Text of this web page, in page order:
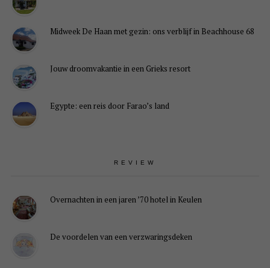
Midweek De Haan met gezin: ons verblijf in Beachhouse 68
Jouw droomvakantie in een Grieks resort
Egypte: een reis door Farao’s land
REVIEW
Overnachten in een jaren ’70 hotel in Keulen
De voordelen van een verzwaringsdeken